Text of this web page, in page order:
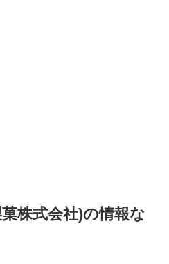
株式会社)の情報な